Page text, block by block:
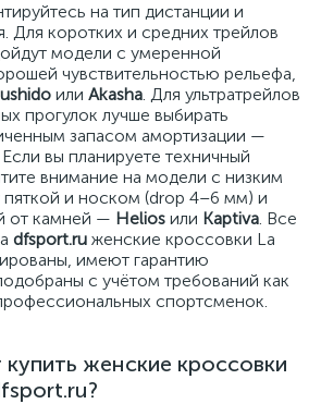
на тип дистанции и
Для коротких и средних трейлов
модели с умеренной
чувствительностью рельефа,
или Akasha. Для ультратрейлов
прогулок лучше выбирать
запасом амортизации —
Если вы планируете техничный
внимание на модели с низким
и носком (drop 4–6 мм) и
от камней — Helios или Kaptiva. Все
dfsport.ru женские кроссовки La
имеют гарантию
с учётом требований как
спортсменок.
женские кроссовки